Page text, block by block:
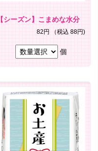
【シーズン】こまめな水分
82円 （税込 88円)
個